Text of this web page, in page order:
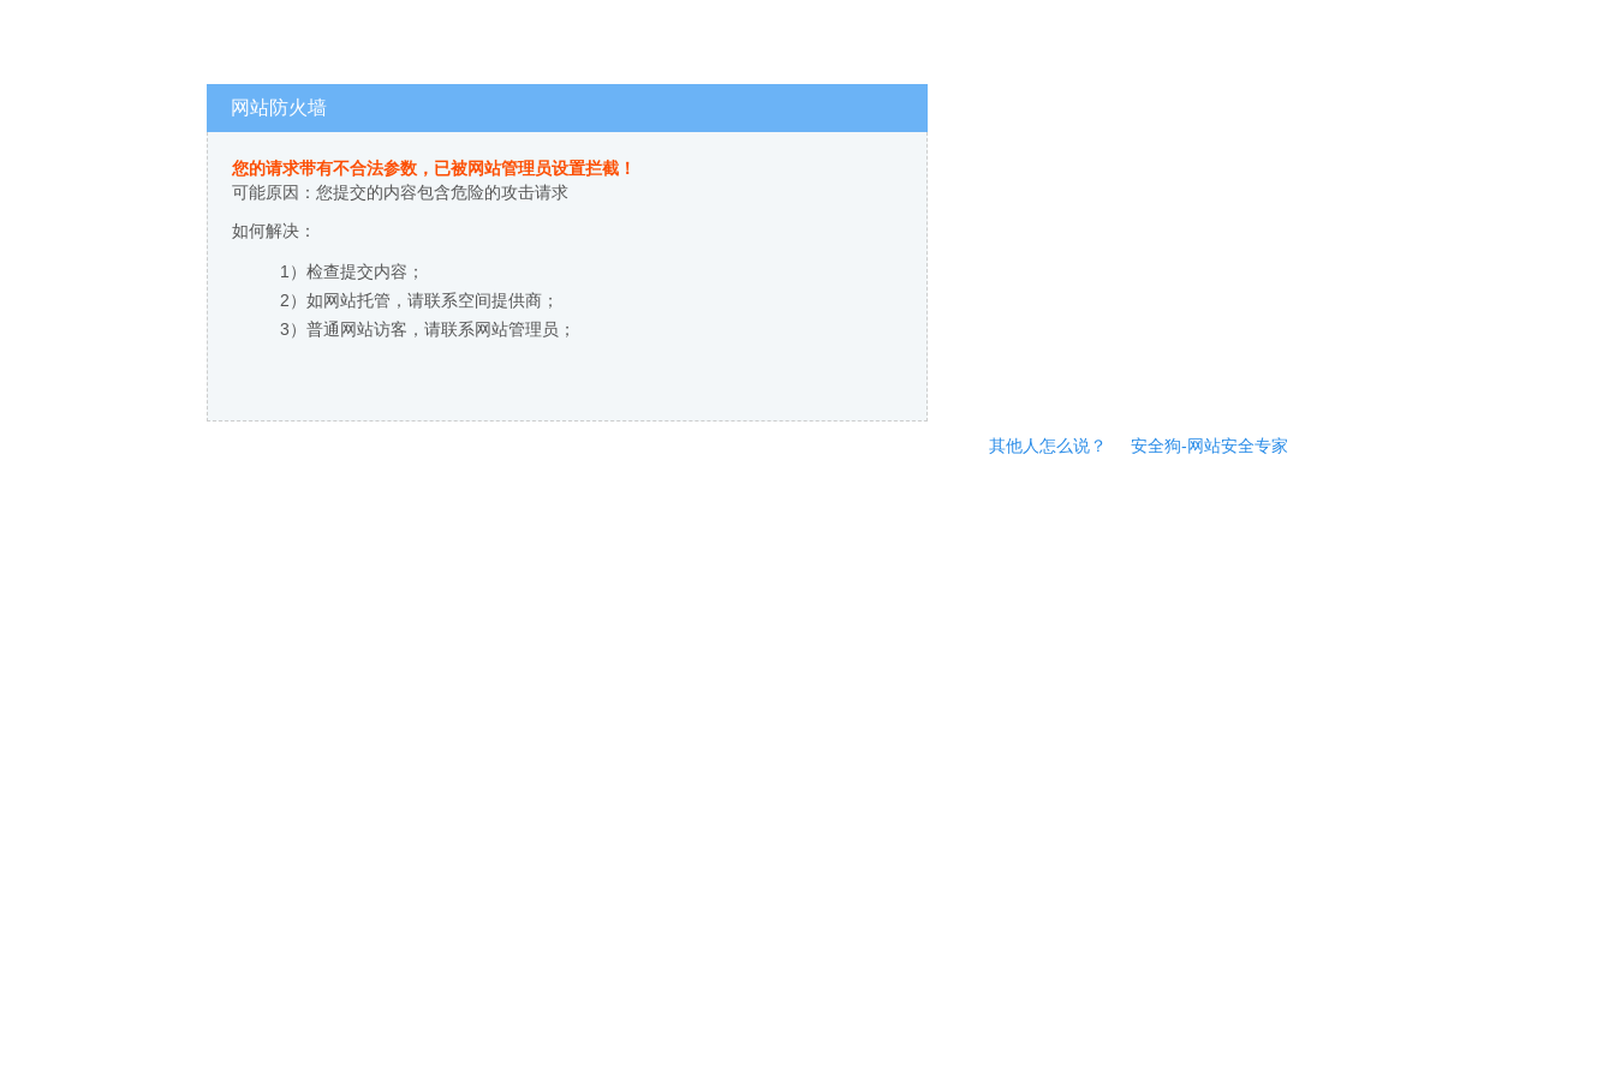
网站防火墙
您的请求带有不合法参数，已被网站管理员设置拦截！
可能原因：您提交的内容包含危险的攻击请求
如何解决：
1）检查提交内容；
2）如网站托管，请联系空间提供商；
3）普通网站访客，请联系网站管理员；
其他人怎么说？ 安全狗-网站安全专家